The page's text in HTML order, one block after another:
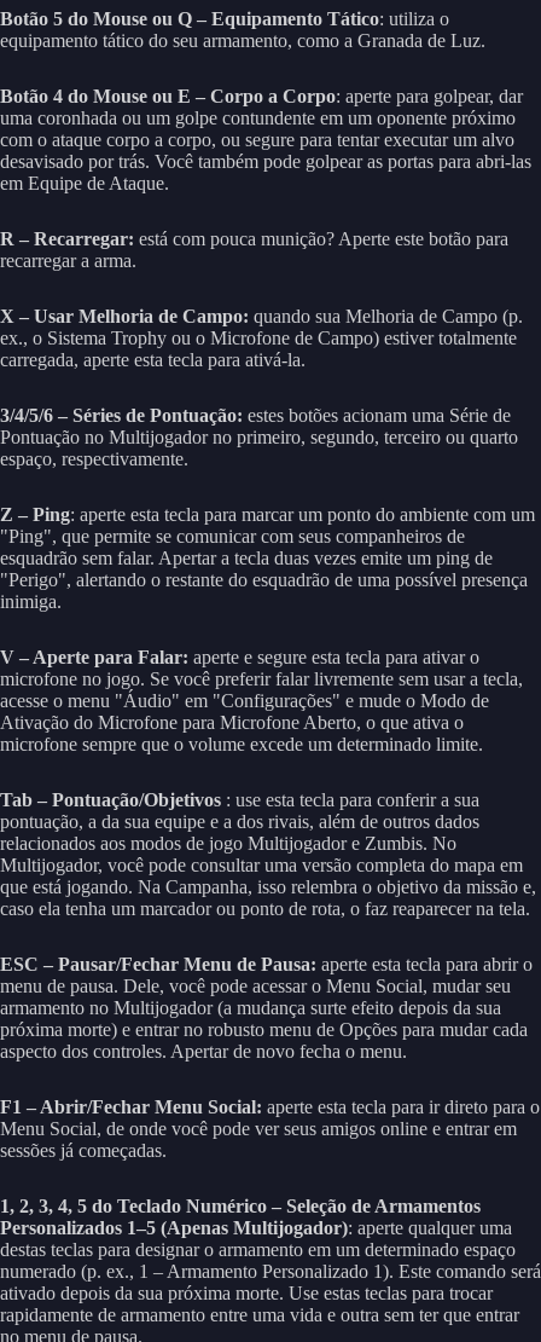
Botão 5 do Mouse ou Q – Equipamento Tático: utiliza o
equipamento tático do seu armamento, como a Granada de Luz.
Botão 4 do Mouse ou E – Corpo a Corpo: aperte para golpear, dar
uma coronhada ou um golpe contundente em um oponente próximo
com o ataque corpo a corpo, ou segure para tentar executar um alvo
desavisado por trás. Você também pode golpear as portas para abri-las
em Equipe de Ataque.
R – Recarregar: está com pouca munição? Aperte este botão para
recarregar a arma.
X – Usar Melhoria de Campo: quando sua Melhoria de Campo (p.
ex., o Sistema Trophy ou o Microfone de Campo) estiver totalmente
carregada, aperte esta tecla para ativá-la.
3/4/5/6 – Séries de Pontuação: estes botões acionam uma Série de
Pontuação no Multijogador no primeiro, segundo, terceiro ou quarto
espaço, respectivamente.
Z – Ping: aperte esta tecla para marcar um ponto do ambiente com um
"Ping", que permite se comunicar com seus companheiros de
esquadrão sem falar. Apertar a tecla duas vezes emite um ping de
"Perigo", alertando o restante do esquadrão de uma possível presença
inimiga.
V – Aperte para Falar: aperte e segure esta tecla para ativar o
microfone no jogo. Se você preferir falar livremente sem usar a tecla,
acesse o menu "Áudio" em "Configurações" e mude o Modo de
Ativação do Microfone para Microfone Aberto, o que ativa o
microfone sempre que o volume excede um determinado limite.
Tab – Pontuação/Objetivos : use esta tecla para conferir a sua
pontuação, a da sua equipe e a dos rivais, além de outros dados
relacionados aos modos de jogo Multijogador e Zumbis. No
Multijogador, você pode consultar uma versão completa do mapa em
que está jogando. Na Campanha, isso relembra o objetivo da missão e,
caso ela tenha um marcador ou ponto de rota, o faz reaparecer na tela.
ESC – Pausar/Fechar Menu de Pausa: aperte esta tecla para abrir o
menu de pausa. Dele, você pode acessar o Menu Social, mudar seu
armamento no Multijogador (a mudança surte efeito depois da sua
próxima morte) e entrar no robusto menu de Opções para mudar cada
aspecto dos controles. Apertar de novo fecha o menu.
F1 – Abrir/Fechar Menu Social: aperte esta tecla para ir direto para o
Menu Social, de onde você pode ver seus amigos online e entrar em
sessões já começadas.
1, 2, 3, 4, 5 do Teclado Numérico – Seleção de Armamentos
Personalizados 1–5 (Apenas Multijogador): aperte qualquer uma
destas teclas para designar o armamento em um determinado espaço
numerado (p. ex., 1 – Armamento Personalizado 1). Este comando será
ativado depois da sua próxima morte. Use estas teclas para trocar
rapidamente de armamento entre uma vida e outra sem ter que entrar
no menu de pausa.